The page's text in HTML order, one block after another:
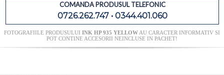
COMANDA PRODUSUL TELEFONIC
0726.262.747 • 0344.401.060
FOTOGRAFIILE PRODUSULUI INK HP 935 YELLOW AU CARACTER INFORMATIV SI
POT CONTINE ACCESORII NEINCLUSE IN PACHET!